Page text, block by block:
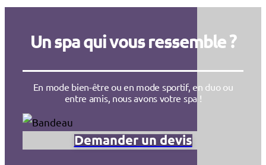
Un spa qui vous ressemble ?
En mode bien-être ou en mode sportif, en duo ou
entre amis, nous avons votre spa !
Demander un devis